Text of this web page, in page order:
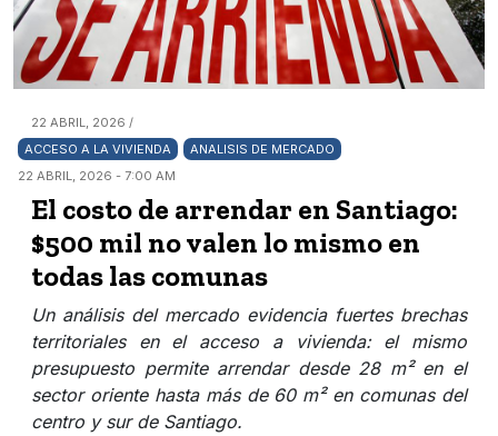
22 ABRIL, 2026 /
ACCESO A LA VIVIENDA
ANALISIS DE MERCADO
22 ABRIL, 2026 - 7:00 AM
El costo de arrendar en Santiago:
$500 mil no valen lo mismo en
todas las comunas
Un análisis del mercado evidencia fuertes brechas
territoriales en el acceso a vivienda: el mismo
presupuesto permite arrendar desde 28 m² en el
sector oriente hasta más de 60 m² en comunas del
centro y sur de Santiago.